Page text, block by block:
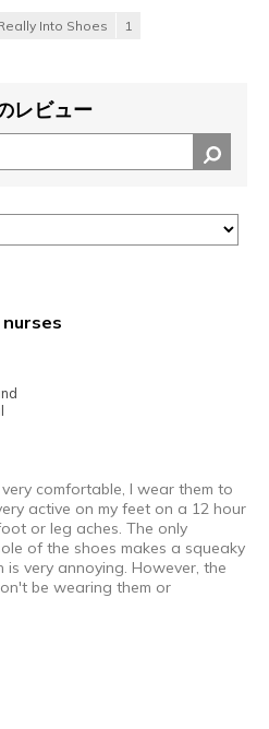
Into Shoes 1
レビュー
comfortable, I wear them to
active on my feet on a 12 hour
or leg aches. The only
of the shoes makes a squeaky
very annoying. However, the
be wearing them or